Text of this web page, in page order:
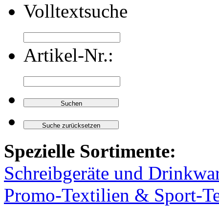
Volltextsuche
Artikel-Nr.:
Spezielle Sortimente:
Schreibgeräte und
Promo-Textilien & Sport-